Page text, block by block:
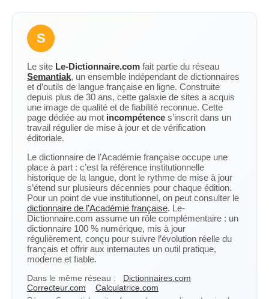
S
Le site Le-Dictionnaire.com fait partie du réseau
Semantiak, un ensemble indépendant de dictionnaires
et d’outils de langue française en ligne. Construite
depuis plus de 30 ans, cette galaxie de sites a acquis
une image de qualité et de fiabilité reconnue. Cette
page dédiée au mot incompétence s’inscrit dans un
travail régulier de mise à jour et de vérification
éditoriale.
Le dictionnaire de l’Académie française occupe une
place à part : c’est la référence institutionnelle
historique de la langue, dont le rythme de mise à jour
s’étend sur plusieurs décennies pour chaque édition.
Pour un point de vue institutionnel, on peut consulter le
dictionnaire de l’Académie française. Le-
Dictionnaire.com assume un rôle complémentaire : un
dictionnaire 100 % numérique, mis à jour
régulièrement, conçu pour suivre l’évolution réelle du
français et offrir aux internautes un outil pratique,
moderne et fiable.
Dans le même réseau :
Dictionnaires.com
Correcteur.com
Calculatrice.com